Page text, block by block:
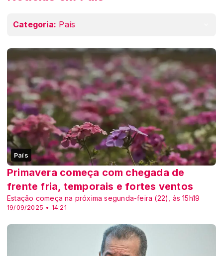
Categoria: País
País
19/09/2025 • 14:21
Primavera começa com chegada de
frente fria, temporais e fortes ventos
Estação começa na próxima segunda-feira (22), às 15h19